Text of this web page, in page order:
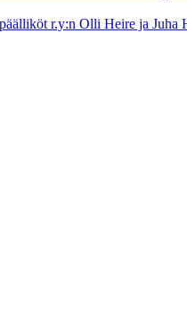
r.y:n Olli Heire ja Juha